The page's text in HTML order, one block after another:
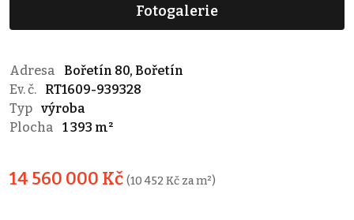
Fotogalerie
Adresa
Bořetín 80, Bořetín
Ev. č.
RT1609-939328
Typ výroba
Plocha
1 393 m²
14 560 000 Kč (10 452 Kč za m²)